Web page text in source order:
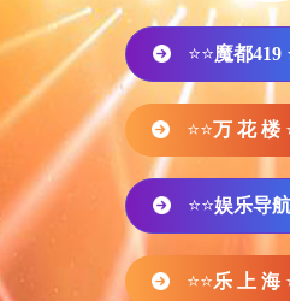
⭐⭐魔都419
⭐⭐万 花 楼
⭐⭐娱乐导航
⭐⭐乐 上 海